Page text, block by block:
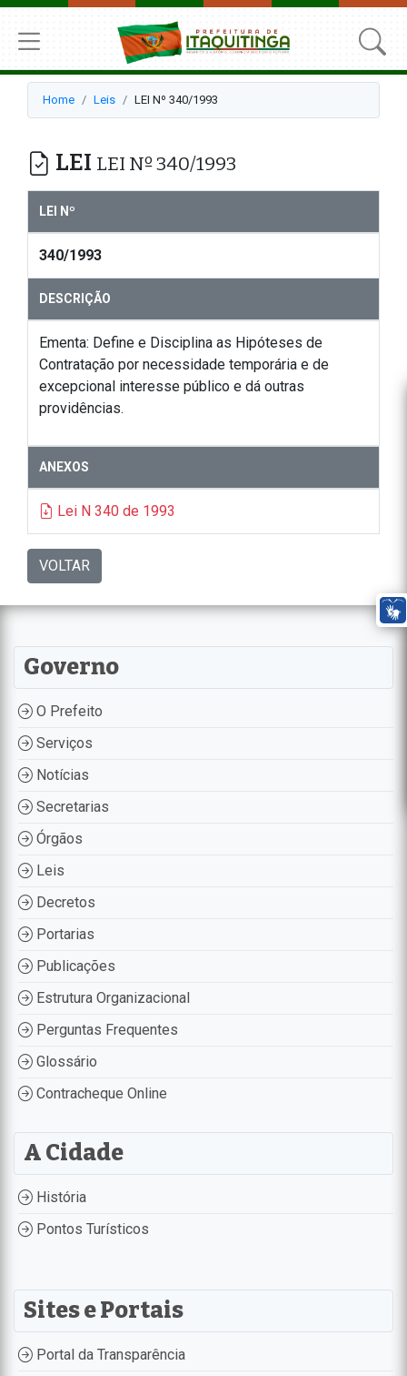
Home Leis LEI Nº 340/1993
LEI LEI Nº 340/1993
LEI Nº
340/1993
DESCRIÇÃO
Ementa: Define e Disciplina as Hipóteses de
Contratação por necessidade temporária e de
excepcional interesse público e dá outras
providências.
ANEXOS
Lei N 340 de 1993
VOLTAR
Governo
O Prefeito
Serviços
Notícias
Secretarias
Órgãos
Leis
Decretos
Portarias
Publicações
Estrutura Organizacional
Perguntas Frequentes
Glossário
Contracheque Online
A Cidade
História
Pontos Turísticos
Sites e Portais
Portal da Transparência